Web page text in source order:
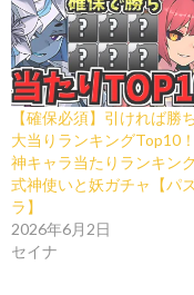
【確保必須】引ければ勝
大当りランキングTop10
神キャラ当たりランキン
式神使いと妖ガチャ【パ
ラ】
2026年6月2日
セイナ